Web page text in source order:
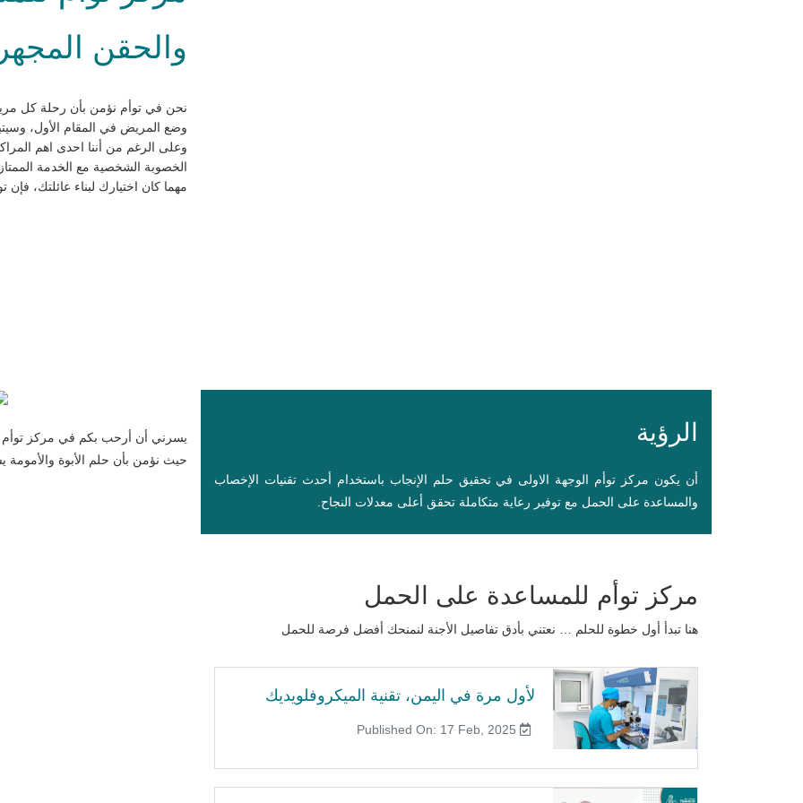
والحقن
نحن في توأم نؤمن بأن رحلة كل
وضع المريض في المقام الأول،
وعلى الرغم من أننا احدى اهم
الخصوبة الشخصية مع الخدمة
مهما كان اختيارك لبناء عائلتك،
الرؤية
أن يكون مركز توأم الوجهة الاولى في تحقيق حلم الإنجاب باستخدام أحدث تقنيات الإخصاب
والمساعدة على الحمل مع توفير رعاية متكاملة تحقق أعلى معدلات النجاح.
مركز توأم للمساعدة على الحمل
هنا تبدأ أول خطوة للحلم … نعتني بأدق تفاصيل الأجنة لنمنحك أفضل فرصة للحمل
لأول مرة في اليمن، تقنية الميكروفلويديك
يسرني أن أرحب بكم في مركز توأم
حيث نؤمن بأن حلم الأبوة والأمومة